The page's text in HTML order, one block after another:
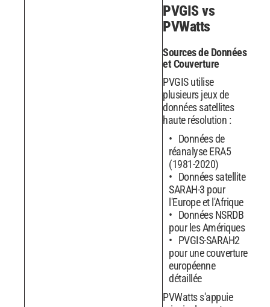
PVGIS vs
PVWatts
Sources de Données
et Couverture
PVGIS utilise
plusieurs jeux de
données satellites
haute résolution :
Données de
réanalyse ERA5
(1981-2020)
Données satellite
SARAH-3 pour
l'Europe et l'Afrique
Données NSRDB
pour les Amériques
PVGIS-SARAH2
pour une couverture
européenne
détaillée
PVWatts s'appuie